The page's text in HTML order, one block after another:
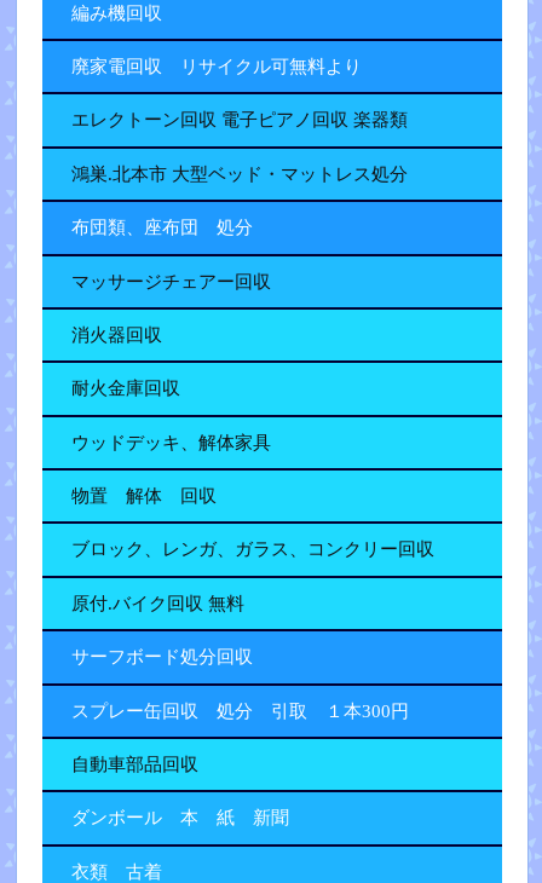
編み機回収
廃家電回収 リサイクル可無料より
エレクトーン回収 電子ピアノ回収 楽器類
鴻巣.北本市 大型ベッド・マットレス処分
布団類、座布団 処分
マッサージチェアー回収
消火器回収
耐火金庫回収
ウッドデッキ、解体家具
物置 解体 回収
ブロック、レンガ、ガラス、コンクリー回収
原付.バイク回収 無料
サーフボード処分回収
スプレー缶回収 処分 引取 １本300円
自動車部品回収
ダンボール 本 紙 新聞
衣類 古着